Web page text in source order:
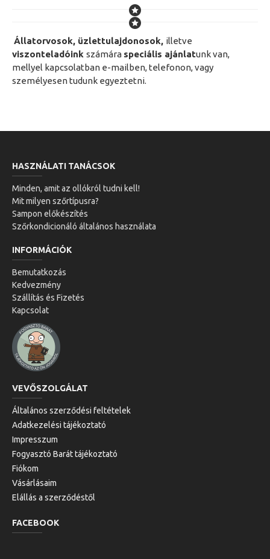
Állatorvosok, üzlettulajdonosok, illetve
viszonteladóink számára speciális ajánlatunk van,
mellyel kapcsolatban e-mailben, telefonon, vagy
személyesen tudunk egyeztetni.
HASZNÁLATI TANÁCSOK
Minden, amit az ollókról tudni kell!
Mit milyen szőrtípusra?
Sampon előkészítés
Szőrkondicionáló általános használata
INFORMÁCIÓK
Bemutatkozás
Kedvezmény
Szállítás és Fizetés
Kapcsolat
VEVŐSZOLGÁLAT
Általános szerződési feltételek
Adatkezelési tájékoztató
Impresszum
Fogyasztó Barát tájékoztató
Fiókom
Vásárlásaim
Elállás a szerződéstől
FACEBOOK